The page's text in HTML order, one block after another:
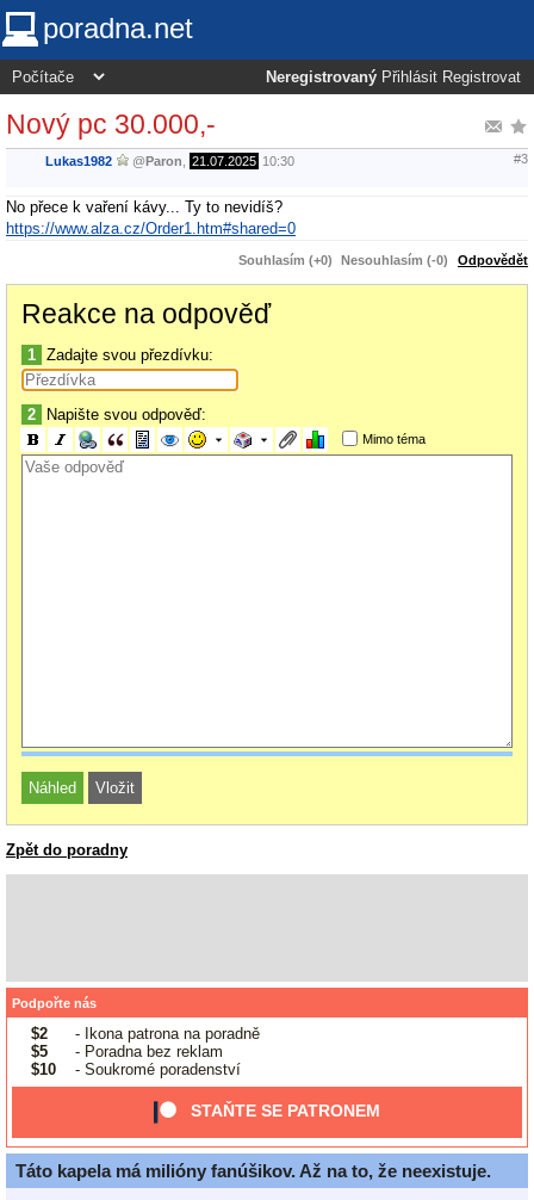
poradna.net
Neregistrovaný Přihlásit Registrovat
Nový pc 30.000,-
Lukas1982 @Paron 21.07.2025 10:30 #3
No přece k vaření kávy... Ty to nevidíš?
https://www.alza.cz/Order1.htm#shared=0
Souhlasím (+0) Nesouhlasím (-0) Odpovědět
Reakce na odpověď
1 Zadajte svou přezdívku:
2 Napište svou odpověď:
Mimo téma
Zpět do poradny
Podpořte nás
$2
- Ikona patrona na poradně
$5
- Poradna bez reklam
$10
- Soukromé poradenství
STAŇTE SE PATRONEM
Táto kapela má milióny fanúšikov. Až na to, že neexistuje.